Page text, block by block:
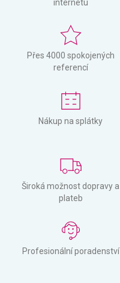
internetu
Přes 4000 spokojených
referencí
Nákup na splátky
Široká možnost dopravy a
plateb
Profesionální poradenství